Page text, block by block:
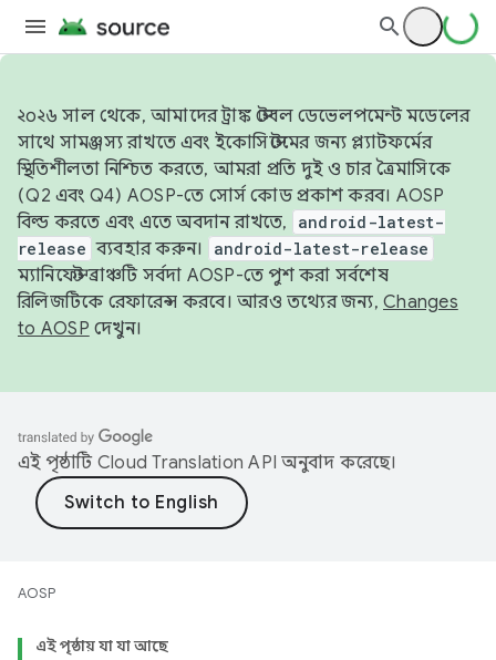
২০২৬ সাল থেকে, আমাদের ট্রাঙ্ক স্টেবল ডেভেলপমেন্ট মডেলের
সাথে সামঞ্জস্য রাখতে এবং ইকোসিস্টেমের জন্য প্ল্যাটফর্মের
স্থিতিশীলতা নিশ্চিত করতে, আমরা প্রতি দুই ও চার ত্রৈমাসিকে
(Q2 এবং Q4) AOSP-তে সোর্স কোড প্রকাশ করব। AOSP
বিল্ড করতে এবং এতে অবদান রাখতে,
android-latest-
release ব্যবহার করুন। android-latest-release
ম্যানিফেস্ট ব্রাঞ্চটি সর্বদা AOSP-তে পুশ করা সর্বশেষ
রিলিজটিকে রেফারেন্স করবে। আরও তথ্যের জন্য, Changes
to AOSP দেখুন।
এই পৃষ্ঠাটি Cloud Translation API অনুবাদ করেছে।
AOSP
এই পৃষ্ঠায় যা যা আছে